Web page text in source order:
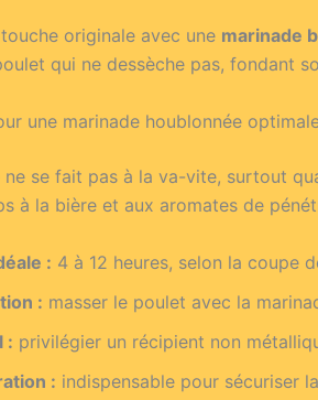
originale avec une marinade
qui ne dessèche pas, fondant
une marinade houblonnée
ne se fait pas à la va-vite, surtout
à la bière et aux aromates de
: 4 à 12 heures, selon la coupe
: masser le poulet avec la
: privilégier un récipient non
: indispensable pour sécuriser